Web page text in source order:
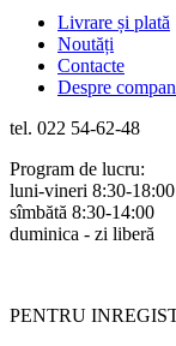
Livrare și plată
Noutăți
Contacte
Despre
tel. 022 54-62-48
Program de lucru:
luni-vineri 8:30-18:00
sîmbătă 8:30-14:00
duminica - zi liberă
PENTRU